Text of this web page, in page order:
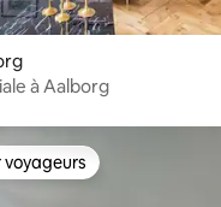
à Aalborg
parmi les plus aimés